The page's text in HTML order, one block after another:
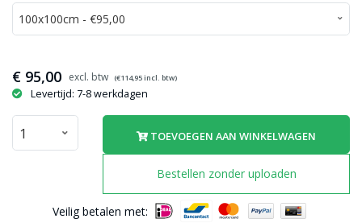
€ 95,00 (€114,95incl. btw)
Levertijd: 7-8 werkdagen
TOEVOEGEN AAN WINKELWAGEN
Bestellen zonder uploaden
Veilig betalen met: